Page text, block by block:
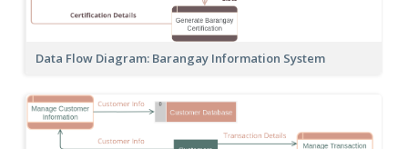
Data Flow Diagram: Barangay Information System